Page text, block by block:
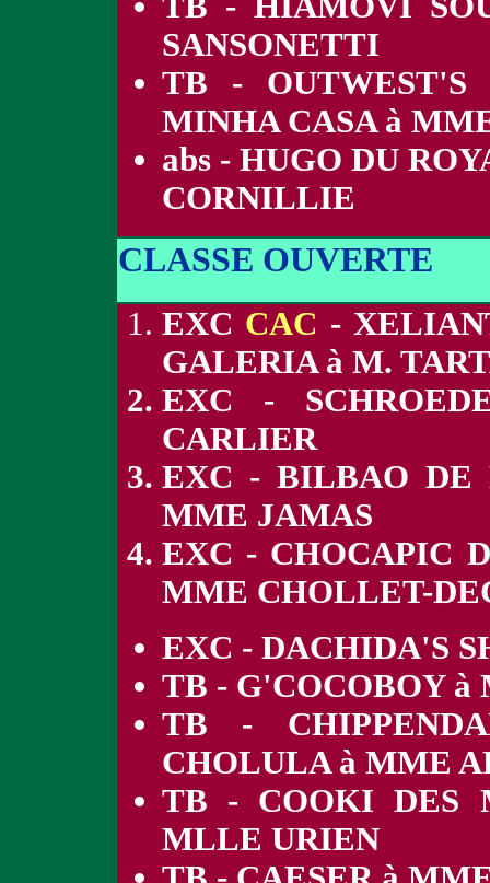
SANSONETTI
TB -
MINHA CASA à
abs - HUGO DU
CORNILLIE
CLASSE OUVERTE
EXC CAC -
GALERIA à M.
EXC -
CARLIER
EXC - BILBAO DE
MME JAMAS
EXC - CHOCAPIC
MME CHOLLET-
EXC - DACHIDA'S
TB - G'COCOBOY
TB -
CHOLULA à MME
TB - COOKI DES
MLLE URIEN